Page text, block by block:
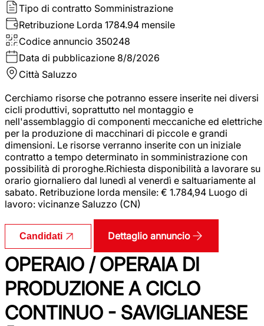
Tipo di contratto Somministrazione
Retribuzione Lorda 1784.94 mensile
Codice annuncio 350248
Data di pubblicazione 8/8/2026
Città Saluzzo
Cerchiamo risorse che potranno essere inserite nei diversi
cicli produttivi, soprattutto nel montaggio e
nell'assemblaggio di componenti meccaniche ed elettriche
per la produzione di macchinari di piccole e grandi
dimensioni. Le risorse verranno inserite con un iniziale
contratto a tempo determinato in somministrazione con
possibilità di proroghe.Richiesta disponibilità a lavorare su
orario giornaliero dal lunedì al venerdì e saltuariamente al
sabato. Retribuzione lorda mensile: € 1.784,94 Luogo di
lavoro: vicinanze Saluzzo (CN)
Candidati Dettaglio annuncio
OPERAIO / OPERAIA DI
PRODUZIONE A CICLO
CONTINUO - SAVIGLIANESE